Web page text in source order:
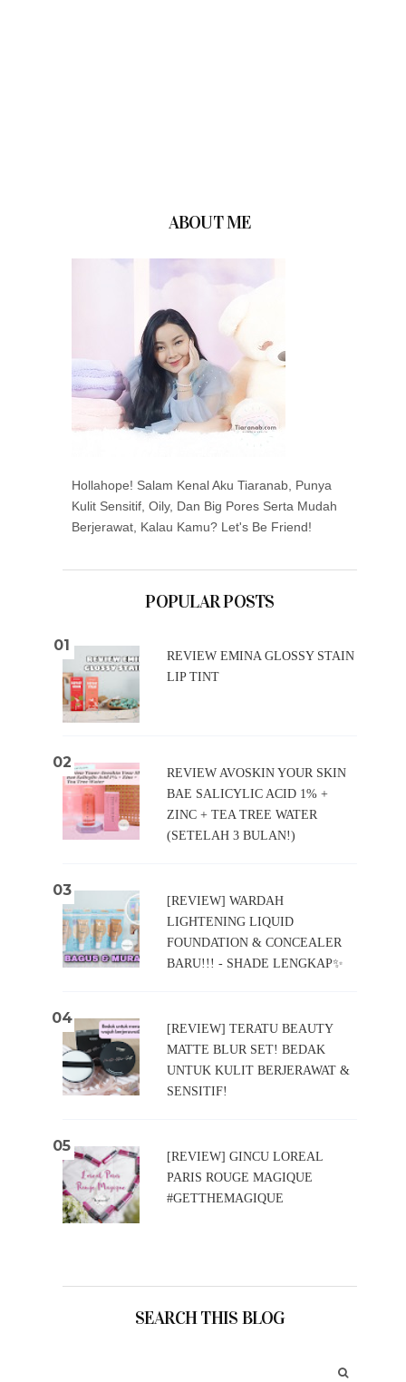
ABOUT ME
Hollahope! Salam Kenal Aku Tiaranab, Punya
Kulit Sensitif, Oily, Dan Big Pores Serta Mudah
Berjerawat, Kalau Kamu? Let's Be Friend!
POPULAR POSTS
REVIEW EMINA GLOSSY STAIN
LIP TINT
REVIEW AVOSKIN YOUR SKIN
BAE SALICYLIC ACID 1% +
ZINC + TEA TREE WATER
(SETELAH 3 BULAN!)
[REVIEW] WARDAH
LIGHTENING LIQUID
FOUNDATION & CONCEALER
BARU!!! - SHADE LENGKAP✨
[REVIEW] TERATU BEAUTY
MATTE BLUR SET! BEDAK
UNTUK KULIT BERJERAWAT &
SENSITIF!
[REVIEW] GINCU LOREAL
PARIS ROUGE MAGIQUE
#GETTHEMAGIQUE
SEARCH THIS BLOG